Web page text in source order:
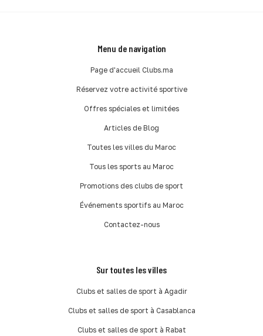
Menu de navigation
Page d'accueil Clubs.ma
Réservez votre activité sportive
Offres spéciales et limitées
Articles de Blog
Toutes les villes du Maroc
Tous les sports au Maroc
Promotions des clubs de sport
Événements sportifs au Maroc
Contactez-nous
Sur toutes les villes
Clubs et salles de sport à Agadir
Clubs et salles de sport à Casablanca
Clubs et salles de sport à Rabat